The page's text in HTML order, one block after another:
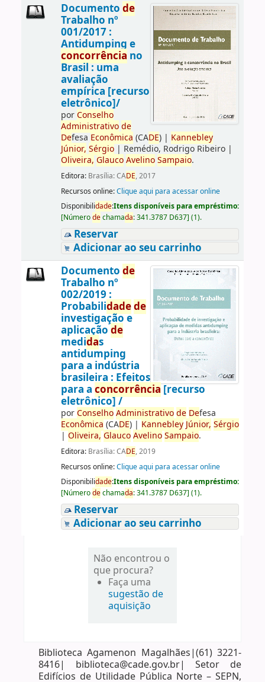
Documento de
Trabalho nº
001/2017 :
Antidumping e
concorrência no
Brasil : uma
avaliação
empírica [recurso
eletrônico]/
porConselho
Administrativo de
Defesa Econômica (CADE)| Kannebley
Júnior, Sérgio| Remédio, Rodrigo Ribeiro|
Oliveira, Glauco Avelino Sampaio.
Editora: Brasília: CADE, 2017
Recursos online:Clique aqui para acessar online
Disponibilidade:Itens disponíveis para empréstimo:
[Númerodechamada:341.3787 D637] (1).
Reservar
Adicionar ao seu carrinho
Documento de
Trabalho nº
002/2019 :
Probabilidadede
investigação e
aplicação de
medidas
antidumping
para a indústria
brasileira : Efeitos
para a concorrência [recurso
eletrônico] /
porConselho Administrativo de Defesa
Econômica (CADE)| Kannebley Júnior, Sérgio
| Oliveira, Glauco Avelino Sampaio.
Editora: Brasília: CADE, 2019
Recursos online:Clique aqui para acessar online
Disponibilidade:Itens disponíveis para empréstimo:
[Númerodechamada:341.3787 D637] (1).
Reservar
Adicionar ao seu carrinho
Não encontrou o
que procura?
Faça uma
sugestão de
aquisição
Biblioteca Agamenon Magalhães|(61) 3221-
8416| biblioteca@cade.gov.br| Setor de
Edifícios de Utilidade Pública Norte – SEPN,